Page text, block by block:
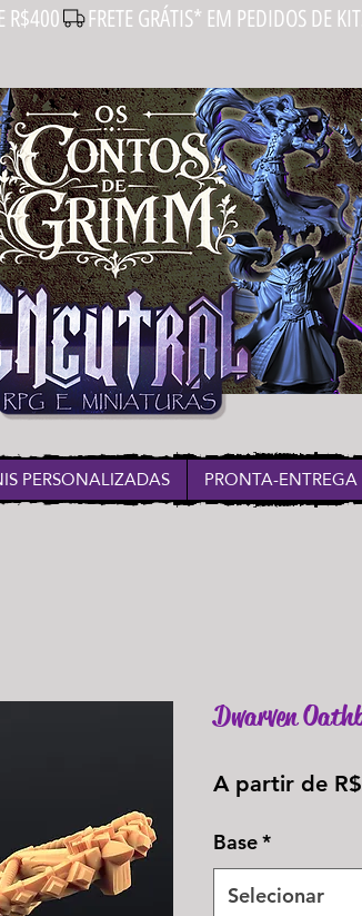
R$400
PERSONALIZADAS PRONTA-ENTREGA
Dwarven
A partir de
Base*
Selecionar